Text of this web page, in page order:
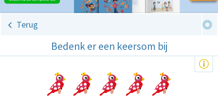
Terug
Bedenk er een keersom bij